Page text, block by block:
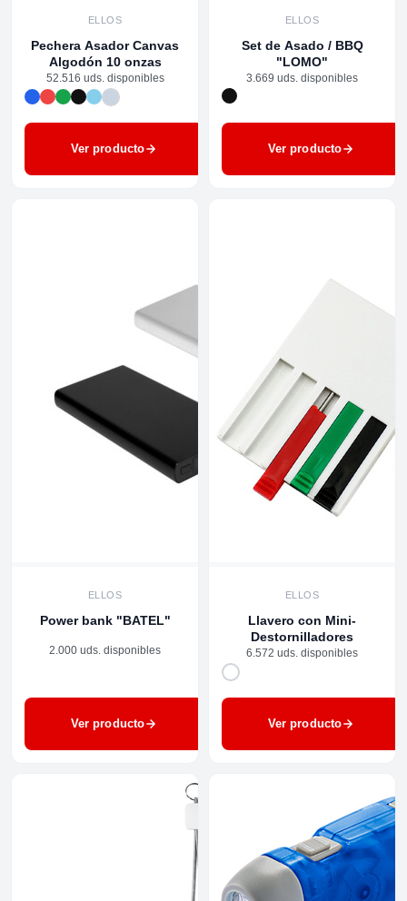
ELLOS
Pechera Asador Canvas
Algodón 10 onzas
52.516 uds. disponibles
Ver producto
ELLOS
Set de Asado / BBQ
"LOMO"
3.669 uds. disponibles
Ver producto
ELLOS
Power bank "BATEL"
2.000 uds. disponibles
Ver producto
ELLOS
Llavero con Mini-
Destornilladores
6.572 uds. disponibles
Ver producto